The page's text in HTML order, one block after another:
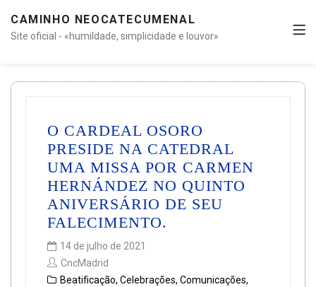
CAMINHO NEOCATECUMENAL
Site oficial - «humildade, simplicidade e louvor»
O CARDEAL OSORO
PRESIDE NA CATEDRAL
UMA MISSA POR CARMEN
HERNÁNDEZ NO QUINTO
ANIVERSÁRIO DE SEU
FALECIMENTO.
14 de julho de 2021
CncMadrid
Beatificação, Celebrações, Comunicações,